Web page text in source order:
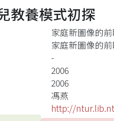
教養模式初探
家庭新圖像的
家庭新圖像的
-
2006
2006
馮燕
http://